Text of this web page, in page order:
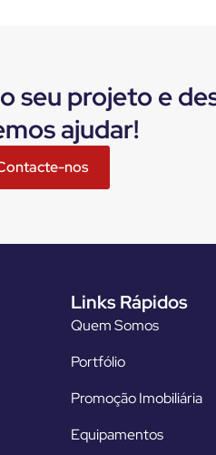
seu projeto e
ajudar!
nos
Links Rápidos
Quem Somos
Portfólio
Promoção Imobiliária
Equipamentos